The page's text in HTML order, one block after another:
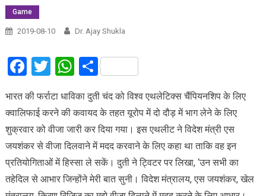
Game
2019-08-10 Dr. Ajay Shukla
Facebook
TwitterWhatsApp
Share
भारत की फर्राटा धाविका दुती चंद को विश्व एथलेटिक्स चैंपियनशिप के लिए
क्वालिफाई करने की कवायद के तहत यूरोप में दो दौड़ में भाग लेने के लिए
शुक्रवार को वीजा जारी कर दिया गया। इस एथलीट ने विदेश मंत्री एस
जयशंकर से वीजा दिलवाने में मदद करवाने के लिए कहा था ताकि वह इन
प्रतियोगिताओं में हिस्सा ले सकें। दुती ने ट्विटर पर लिखा, ‘उन सभी का
तहेदिल से आभार जिन्होंने मेरी बात सुनी। विदेश मंत्रालय, एस जयशंकर, खेल